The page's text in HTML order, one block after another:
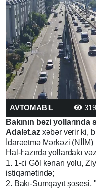
AVTOMABİL 319
Bakının bəzi yollarında
Adalet.az xəbər verir ki,
İdarəetmə Mərkəzi (NİİM)
Hal-hazırda yollardakı
1. 1-ci Göl kənarı yolu,
istiqamətində;
2. Bakı-Sumqayıt